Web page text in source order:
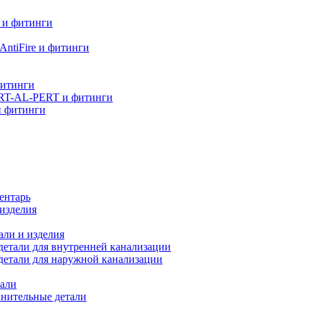
фитинги
и фитинги
AL-PERT и фитинги
фитинги
и изделия
для внутренней канализации
для наружной канализации
детали